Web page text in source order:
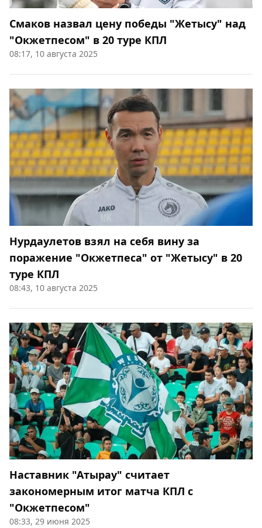
Смаков назвал цену победы "Жетысу" над
"Окжетпесом" в 20 туре КПЛ
08:17, 10 августа 2025
Нурдаулетов взял на себя вину за
поражение "Окжетпеса" от "Жетысу" в 20
туре КПЛ
08:43, 10 августа 2025
Наставник "Атырау" считает
закономерным итог матча КПЛ с
"Окжетпесом"
08:33, 29 июня 2025